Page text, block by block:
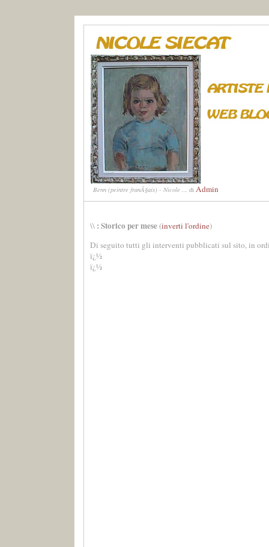
Benn (peintre franÃ§ais) - Nicole ... di Admin
\\ : Storico per mese(inverti l'ordine)
Di seguito tutti gli interventi pubblicati sul sito, in
ï¿½
ï¿½